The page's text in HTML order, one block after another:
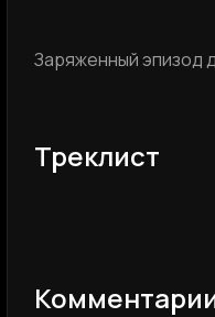
Заряженный эпизод
Треклист